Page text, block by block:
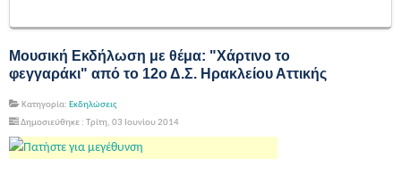
Μουσική Εκδήλωση με θέμα: "Χάρτινο το
φεγγαράκι" από το 12ο Δ.Σ. Ηρακλείου Αττικής
Κατηγορία: Εκδηλώσεις
Δημοσιεύθηκε : Τρίτη, 03 Ιουνίου 2014